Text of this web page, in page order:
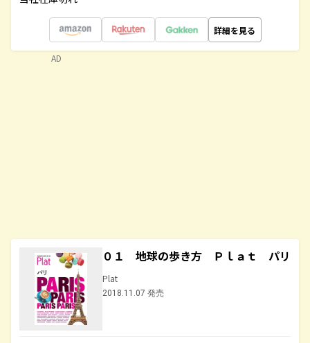
詳細を見る
０１ 地球の歩き方 Ｐｌａｔ パリ
Plat
2018.11.07 発売
AD